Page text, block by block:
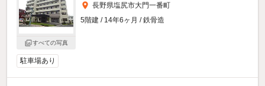
すべての写真
長野県塩尻市大門一番町
5階建 / 14年6ヶ月 / 鉄骨造
駐車場あり